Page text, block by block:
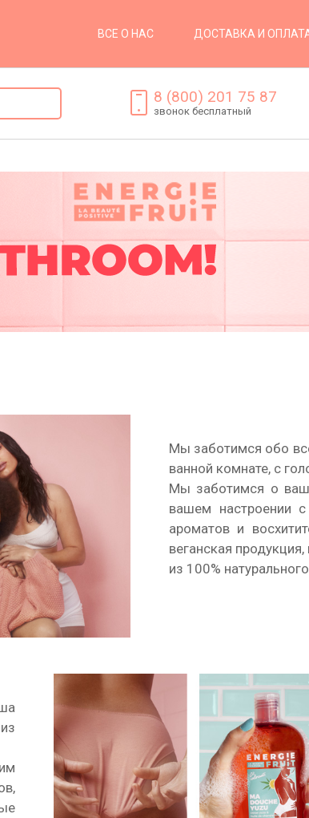
ВСЕ О НАС ДОСТАВКА И
8 (800) 201 75 87
звонок бесплатный
Мы заботимся обо
ванной комнате, с
Мы заботимся о
вашем настроении
ароматов и
веганская
из 100%